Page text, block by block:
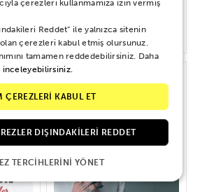
720 TL
çerezleri kullanmamıza izin vermiş
Reddet” ile yalnızca sitenin
olan çerezleri kabul etmiş olursunuz.
tamamen reddedebilirsiniz. Daha
inceleyebilirsiniz.
ÇEREZLERİ KABUL ET
DIŞINDAKILERI REDDET
TERCIHLERINI YÖNET